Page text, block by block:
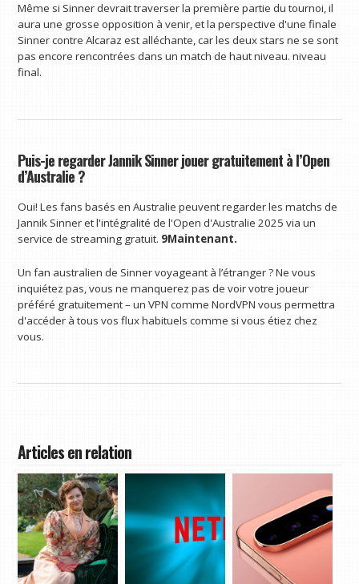
Même si Sinner devrait traverser la première partie du tournoi, il
aura une grosse opposition à venir, et la perspective d'une finale
Sinner contre Alcaraz est alléchante, car les deux stars ne se sont
pas encore rencontrées dans un match de haut niveau. niveau
final.
Puis-je regarder Jannik Sinner jouer gratuitement à l’Open
d’Australie ?
Oui! Les fans basés en Australie peuvent regarder les matchs de
Jannik Sinner et l'intégralité de l'Open d'Australie 2025 via un
service de streaming gratuit. 9Maintenant.
Un fan australien de Sinner voyageant à l’étranger ? Ne vous
inquiétez pas, vous ne manquerez pas de voir votre joueur
préféré gratuitement – ​​un VPN comme NordVPN vous permettra
d'accéder à tous vos flux habituels comme si vous étiez chez
vous.
Articles en relation